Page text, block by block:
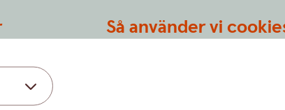
av dessa
(GDPR).
Så använder vi
Vår webbplats innehåller cookies.
på besökarens dator när man